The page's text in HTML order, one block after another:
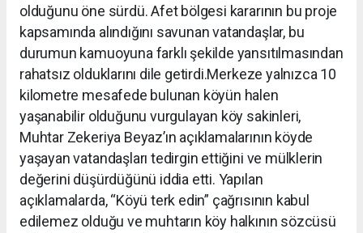
olduğunu öne sürdü. Afet bölgesi kararının bu proje
kapsamında alındığını savunan vatandaşlar, bu
durumun kamuoyuna farklı şekilde yansıtılmasından
rahatsız olduklarını dile getirdi.Merkeze yalnızca 10
kilometre mesafede bulunan köyün halen
yaşanabilir olduğunu vurgulayan köy sakinleri,
Muhtar Zekeriya Beyaz’ın açıklamalarının köyde
yaşayan vatandaşları tedirgin ettiğini ve mülklerin
değerini düşürdüğünü iddia etti. Yapılan
açıklamalarda, “Köyü terk edin” çağrısının kabul
edilemez olduğu ve muhtarın köy halkının sözcüsü